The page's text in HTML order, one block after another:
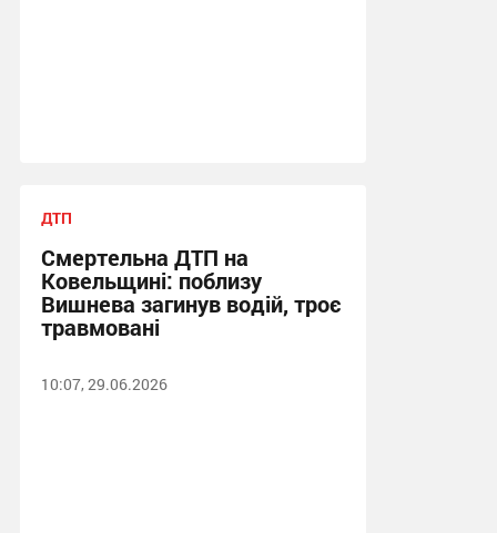
ДТП
Смертельна ДТП на
Ковельщині: поблизу
Вишнева загинув водій, троє
травмовані
10:07, 29.06.2026